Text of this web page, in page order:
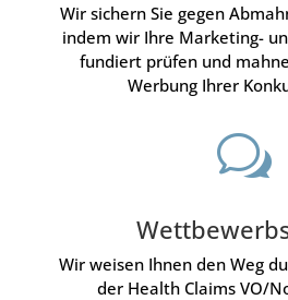
Wir sichern Sie gegen
indem wir Ihre Marketing-
fundiert prüfen und
Werbung Ihrer
w
Wir weisen Ihnen den Weg
der Health Claims VO/